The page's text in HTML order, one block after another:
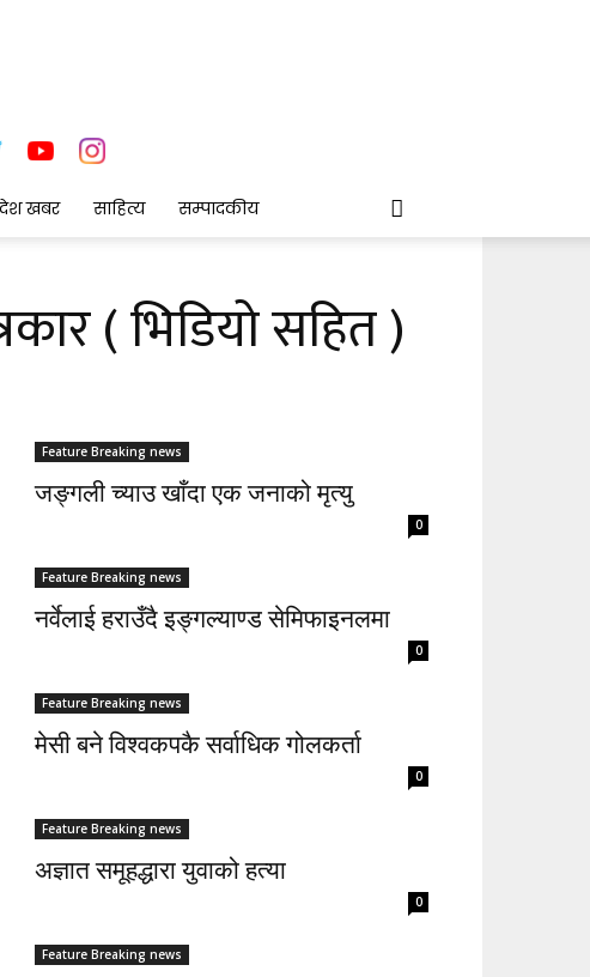
खबर साहित्य सम्पादकीय
( भिडियो सहित )
Feature Breaking news
जङ्गली च्याउ खाँदा एक जनाको मृत्यु
0
Feature Breaking news
नर्वेलाई हराउँदै इङ्गल्याण्ड सेमिफाइनलमा
0
Feature Breaking news
मेसी बने विश्वकपकै सर्वाधिक गोलकर्ता
0
Feature Breaking news
अज्ञात समूहद्धारा युवाको हत्या
0
Feature Breaking news